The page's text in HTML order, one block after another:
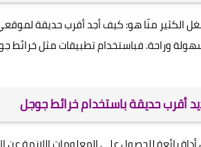
الكثير منّا هو: كيف أجد أقرب حديقة
وراحة. فباستخدام تطبيقات مثل خرائط
أقرب حديقة باستخدام خرائط جوجل